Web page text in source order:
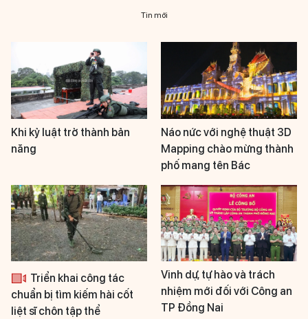
Tin mới
Khi kỷ luật trở thành bản
năng
Náo nức với nghệ thuật 3D
Mapping chào mừng thành
phố mang tên Bác
Triển khai công tác
chuẩn bị tìm kiếm hài cốt
liệt sĩ chôn tập thể
Vinh dự, tự hào và trách
nhiệm mới đối với Công an
TP Đồng Nai